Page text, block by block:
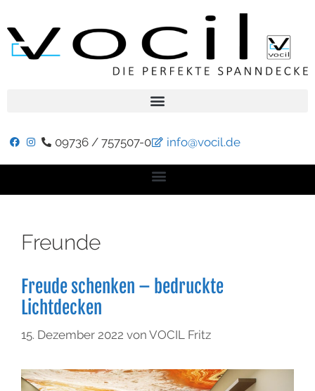
09736 / 757507-0 info@vocil.de
Freunde
Freude schenken – bedruckte
Lichtdecken
15. Dezember 2022 von VOCIL Fritz